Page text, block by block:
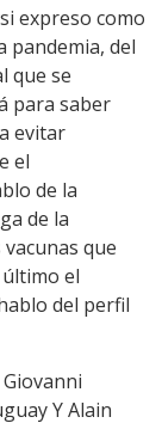
expreso como
pandemia, del
que se
para saber
evitar
el
de la
de la
que
el
del perfil
Y Alain